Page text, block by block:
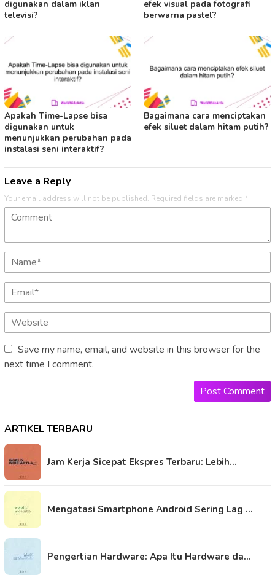
digunakan dalam iklan
televisi?
efek visual pada fotografi
berwarna pastel?
Apakah Time-Lapse bisa
digunakan untuk
menunjukkan perubahan pada
instalasi seni interaktif?
Bagaimana cara menciptakan
efek siluet dalam hitam putih?
Leave a Reply
Your email address will not be published. Required fields are marked *
Save my name, email, and website in this browser for the
next time I comment.
ARTIKEL TERBARU
Jam Kerja Sicepat Ekspres Terbaru: Lebih…
Mengatasi Smartphone Android Sering Lag …
Pengertian Hardware: Apa Itu Hardware da…